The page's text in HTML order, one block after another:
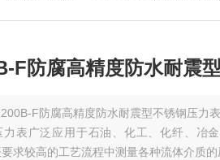
F防腐高精度防水耐震
F防腐高精度防水耐震型不锈钢压力
力表广泛应用于石油、化工、化纤、冶
求较高的工艺流程中测量各种流体介质的